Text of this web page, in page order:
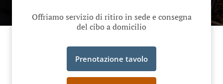
Offriamo servizio di ritiro in sede e consegna
del cibo a domicilio
Prenotazione tavolo